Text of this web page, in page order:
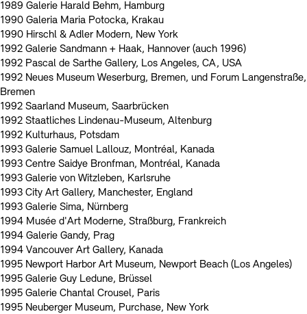
1989 Galerie Harald Behm, Hamburg
1990 Galeria Maria Potocka, Krakau
1990 Hirschl & Adler Modern, New York
1992 Galerie Sandmann + Haak, Hannover (auch 1996)
1992 Pascal de Sarthe Gallery, Los Angeles, CA, USA
1992 Neues Museum Weserburg, Bremen, und Forum Langenstraße,
Bremen
1992 Saarland Museum, Saarbrücken
1992 Staatliches Lindenau-Museum, Altenburg
1992 Kulturhaus, Potsdam
1993 Galerie Samuel Lallouz, Montréal, Kanada
1993 Centre Saidye Bronfman, Montréal, Kanada
1993 Galerie von Witzleben, Karlsruhe
1993 City Art Gallery, Manchester, England
1993 Galerie Sima, Nürnberg
1994 Musée d'Art Moderne, Straßburg, Frankreich
1994 Galerie Gandy, Prag
1994 Vancouver Art Gallery, Kanada
1995 Newport Harbor Art Museum, Newport Beach (Los Angeles)
1995 Galerie Guy Ledune, Brüssel
1995 Galerie Chantal Crousel, Paris
1995 Neuberger Museum, Purchase, New York